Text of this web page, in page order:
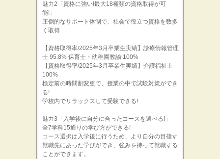
魅力2「資格に強い!最大18種類の資格取得が可
能!」
圧倒的なサポート体制で、社会で役立つ資格を数多
く取得
【資格取得率/2025年3月卒業生実績】診療情報管理
士 95.8% 保育士・幼稚園教諭 100%
【資格取得率/2025年3月卒業生実績】介護福祉士
100%
検定前の時間割変更で、授業の中で試験対策ができ
る!
学校内でリラックスして受験できる!
魅力3「入学後に自分に合ったコースを選べる!」
全7学科15通りの学び方ができる!
コース選択は入学後に行うため、より自分の目指す
就職先にあった学びができ、強みを持って就職する
ことができます。